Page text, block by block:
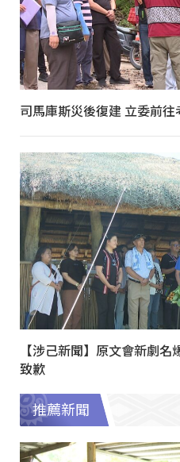
司馬庫斯災後復建 立委前往
【涉己新聞】原文會新劇
致歉
推薦新聞